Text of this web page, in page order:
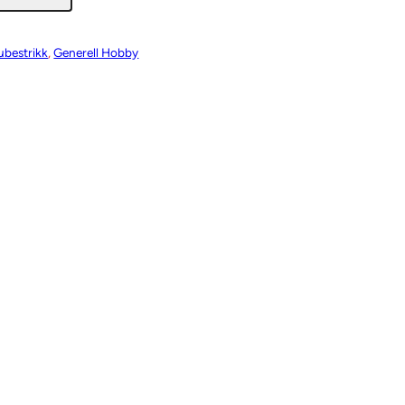
, Generell Hobby